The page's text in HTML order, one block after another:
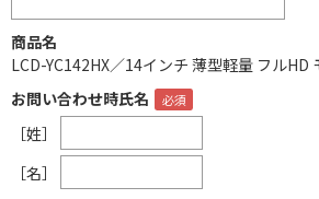
商品名
LCD-YC142HX／14インチ 薄型軽量 フルHD
お問い合わせ時氏名
［姓］
［名］